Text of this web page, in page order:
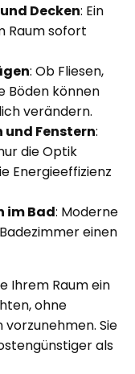
Decken: Ein
Raum sofort
: Ob Fliesen,
Böden können
verändern.
und Fenstern:
die Optik
Energieeffizienz
im Bad: Moderne
einen
Ihrem Raum ein
ohne
Sie
als